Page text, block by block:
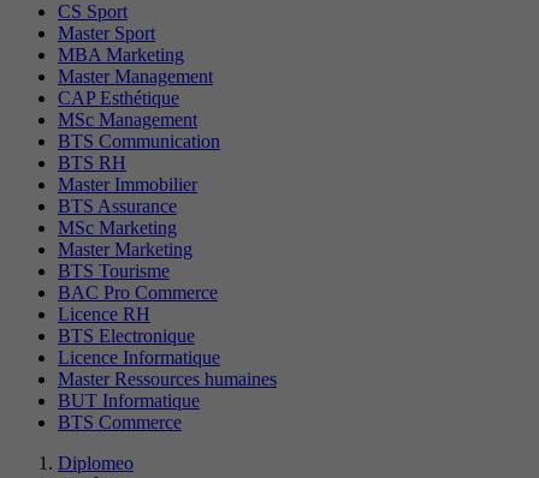
CS Sport
Master Sport
MBA Marketing
Master Management
CAP Esthétique
MSc Management
BTS Communication
BTS RH
Master Immobilier
BTS Assurance
MSc Marketing
Master Marketing
BTS Tourisme
BAC Pro Commerce
Licence RH
BTS Electronique
Licence Informatique
Master Ressources humaines
BUT Informatique
BTS Commerce
Diplomeo